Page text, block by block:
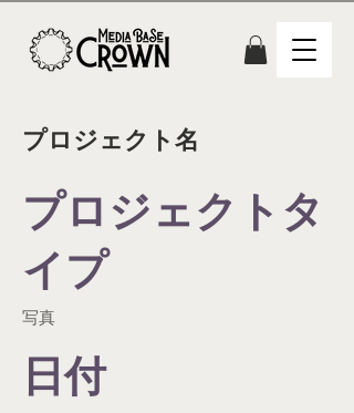
プロジェクト名
プロジェクトタ
イプ
写真
日付